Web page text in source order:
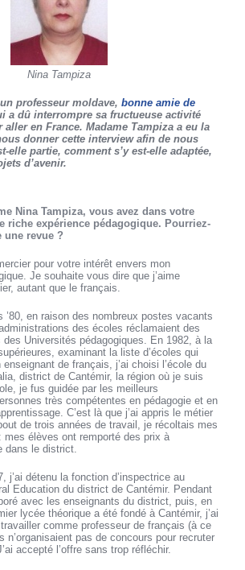
Nina Tampiza
professeur moldave,bonne amie de
a dû interrompre sa fructueuse activité
en France. Madame Tampiza a eu la
donner cette interview afin de nous
elle partie, comment s’y est-elle adaptée,
d’avenir.
Nina Tampiza, vous avez dans votre
riche expérience pédagogique. Pourriez-
une revue ?
pour votre intérêt envers mon
Je souhaite vous dire que j’aime
autant que le français.
’80, en raison des nombreux postes vacants
des écoles réclamaient des
Universités pédagogiques. En 1982, à la
examinant la liste d’écoles qui
enseignant de français, j’ai choisi l’école du
district de Cantémir, la région où je suis
je fus guidée par les meilleurs
très compétentes en pédagogie et en
C’est là que j’ai appris le métier
de trois années de travail, je récoltais mes
mes élèves ont remporté des prix à
dans le district.
j’ai détenu la fonction d’inspectrice au
Education du district de Cantémir. Pendant
avec les enseignants du district, puis, en
lycée théorique a été fondé à Cantémir, j’ai
travailler comme professeur de français (à ce
n’organisaient pas de concours pour recruter
accepté l’offre sans trop réfléchir.